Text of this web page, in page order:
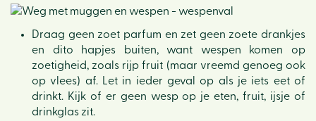
Draag geen zoet parfum en zet geen zoete drankjes
en dito hapjes buiten, want wespen komen op
zoetigheid, zoals rijp fruit (maar vreemd genoeg ook
op vlees) af. Let in ieder geval op als je iets eet of
drinkt. Kijk of er geen wesp op je eten, fruit, ijsje of
drinkglas zit.